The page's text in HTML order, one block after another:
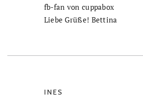
fb-fan von cuppabox
Liebe Grüße! Bettina
INES